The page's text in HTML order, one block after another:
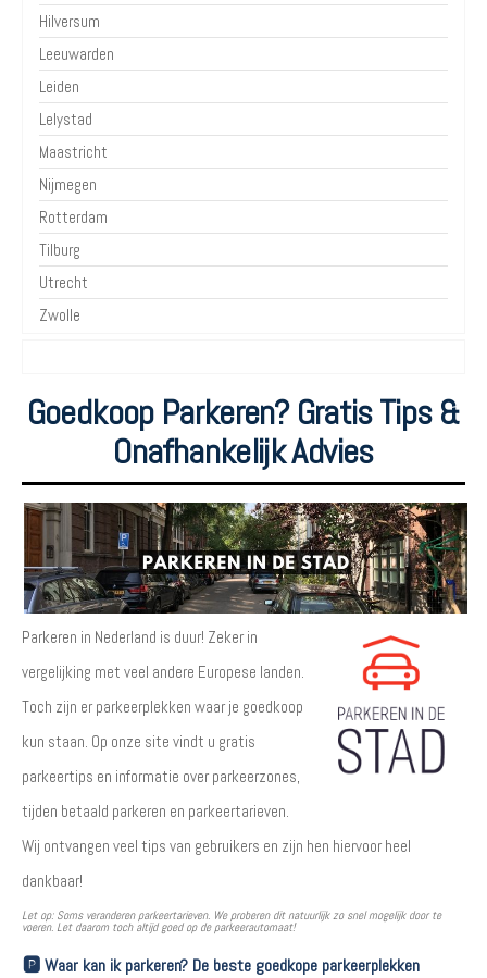
Hilversum
Leeuwarden
Leiden
Lelystad
Maastricht
Nijmegen
Rotterdam
Tilburg
Utrecht
Zwolle
Goedkoop Parkeren? Gratis Tips &
Onafhankelijk Advies
Parkeren in Nederland is duur! Zeker in
vergelijking met veel andere Europese landen.
Toch zijn er parkeerplekken waar je goedkoop
kun staan. Op onze site vindt u gratis
parkeertips en informatie over parkeerzones,
tijden betaald parkeren en parkeertarieven.
Wij ontvangen veel tips van gebruikers en zijn hen hiervoor heel
dankbaar!
Let op: Soms veranderen parkeertarieven. We proberen dit natuurlijk zo snel mogelijk door te
voeren. Let daarom toch altijd goed op de parkeerautomaat!
🅿️ Waar kan ik parkeren? De beste goedkope parkeerplekken